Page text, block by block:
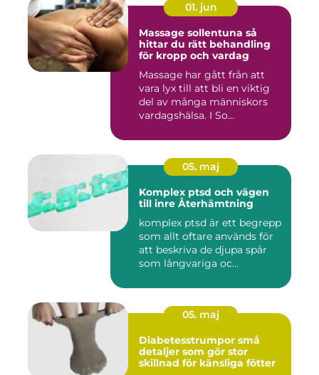
01. jun
Massage sollentuna så
hittar du rätt behandling
för kropp och vardag
Massage har gått från att
vara lyx till att bli en viktig
del av många människors
vardagshälsa. I So...
05. maj
Komplex ptsd och vägen
till inre Återhämtning
komplex ptsd är ett begrepp
som allt oftare används för
att beskriva de djupa spår
som långvariga oc...
05. maj
Diabetesstrumpor små
detaljer som gör stor
skillnad för känsliga fötter